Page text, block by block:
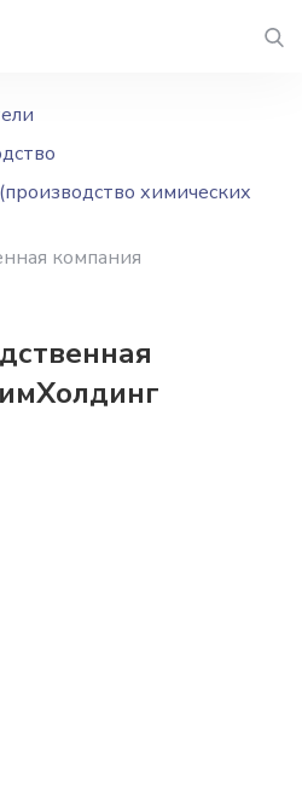
химических
компания